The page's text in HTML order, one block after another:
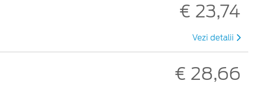
€ 23,74
Vezi detalii
€ 28,66